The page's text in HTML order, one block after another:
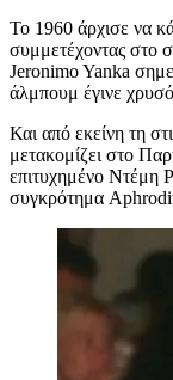
Το 1960 άρχισε να
συμμετέχοντας στο
Jeronimo Yanka
άλμπουμ έγινε
Και από εκείνη τη
μετακομίζει στο
επιτυχημένο Ντέμη
συγκρότημα